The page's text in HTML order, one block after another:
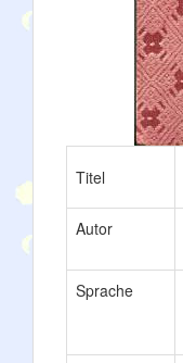
Titel
Autor
Sprache